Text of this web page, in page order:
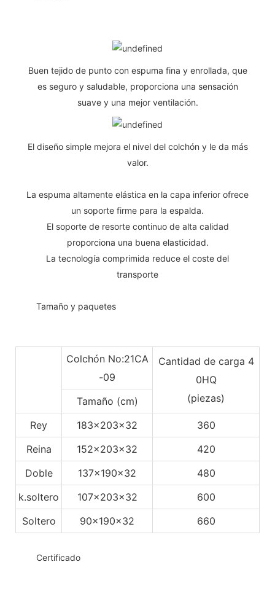
Buen tejido de punto con espuma fina y enrollada, que
es seguro y saludable, proporciona una sensación
suave y una mejor ventilación.
El diseño simple mejora el nivel del colchón y le da más
valor.
La espuma altamente elástica en la capa inferior ofrece
un soporte firme para la espalda.
El soporte de resorte continuo de alta calidad
proporciona una buena elasticidad.
La tecnología comprimida reduce el coste del
transporte
Tamaño y paquetes
Colchón No:21CA
-09
Cantidad de carga 4
0HQ
(piezas)
Tamaño (cm)
Rey
183x203x32
360
Reina
152x203x32
420
Doble
137x190x32
480
k.soltero
107x203x32
600
Soltero
90x190x32 660
Certificado